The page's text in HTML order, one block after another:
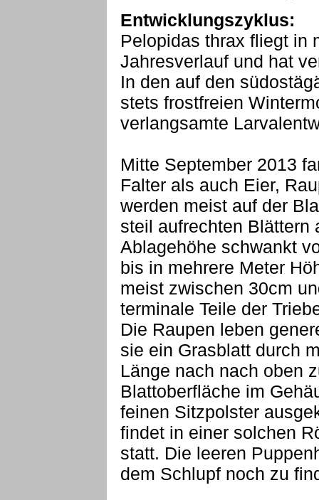
Entwicklungszyklus:
Pelopidas thrax fliegt in
Jahresverlauf und hat
In den auf den
stets frostfreien
verlangsamte
Mitte September 2013
Falter als auch Eier,
werden meist auf der
steil aufrechten Blättern
Ablagehöhe schwankt
bis in mehrere Meter
meist zwischen 30cm
terminale Teile der
Die Raupen leben
sie ein Grasblatt durch
Länge nach nach oben
Blattoberfläche im
feinen Sitzpolster
findet in einer solchen
statt. Die leeren
dem Schlupf noch zu